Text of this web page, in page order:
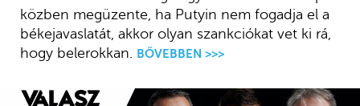
közben megüzente, ha Putyin nem fogadja el a
békejavaslatát, akkor olyan szankciókat vet ki rá,
hogy belerokkan.
BŐVEBBEN >>>